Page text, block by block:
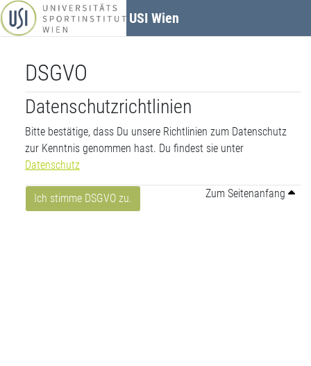
Zum Hauptinhalt
USI Wien
DSGVO
Datenschutzrichtlinien
Bitte bestätige, dass Du unsere Richtlinien zum Datenschutz
zur Kenntnis genommen hast. Du findest sie unter
Datenschutz
Ich stimme DSGVO zu. Zum Seitenanfang